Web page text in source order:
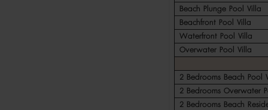
Beach Plunge Pool Villa
Beachfront Pool Villa
Waterfront Pool Villa
Overwater Pool Villa
2 Bedrooms Beach Pool
2 Bedrooms Overwater
2 Bedrooms Beach